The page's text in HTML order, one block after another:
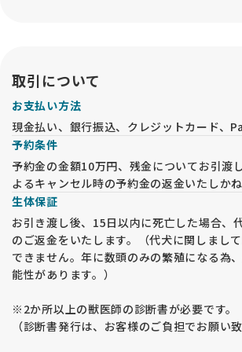
致しません) なお、オンライン見学の実施後
で、予めご承知おきください。
取引について
お支払い方法
現金払い、銀行振込、クレジットカード、
予約条件
予約金の金額10万円、残金についてお引渡
よるキャンセル時の予約金の返金いたしかね
生体保証
お引き渡し後、15日以内に死亡した場合、
のご返金をいたします。（代犬に関しまし
できません。年に数頭のみの繁殖になる為
能性があります。）
※2か所以上の獣医師の診断書が必要です。
（診断書発行は、お客様のご負担でお願い致